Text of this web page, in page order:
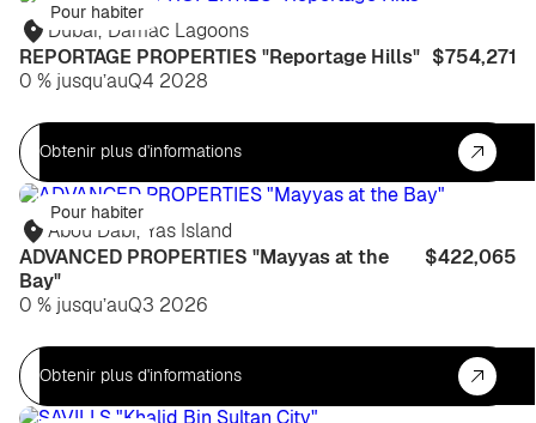
Pour habiter
Dubaï, Damac Lagoons
REPORTAGE PROPERTIES "Reportage Hills" $754,271
0 % jusqu’auQ4 2028
Obtenir plus d'informations
Pour habiter
Abou Dabi, Yas Island
ADVANCED PROPERTIES "Mayyas at the
Bay"
$422,065
0 % jusqu’auQ3 2026
Obtenir plus d'informations